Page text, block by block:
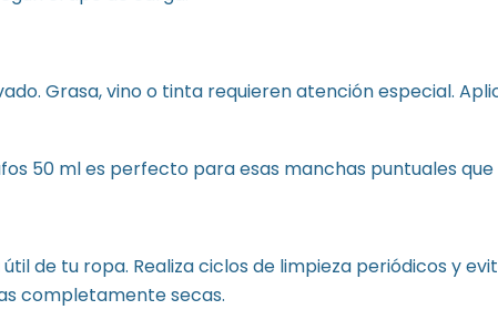
Grasa, vino o tinta requieren atención especial.
50 ml es perfecto para esas manchas puntuales
de tu ropa. Realiza ciclos de limpieza periódicos y
completamente secas.